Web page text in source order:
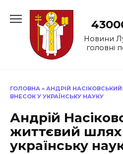
до
Новини
головні
ГОЛОВНА » АНДРІЙ
ВНЕСОК У УКРАЇНСЬКУ НАУКУ
Андрій
життєвий шлях
українську